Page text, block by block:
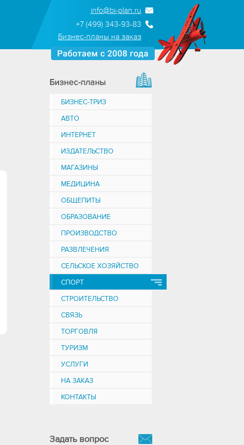
info@bi-plan.ru
+7 (499) 343-93-83
Бизнес-планы на заказ
БИЗНЕС-ТРИЗ
АВТО
ИНТЕРНЕТ
ИЗДАТЕЛЬСТВО
МАГАЗИНЫ
МЕДИЦИНА
ОБЩЕПИТЫ
ОБРАЗОВАНИЕ
ПРОИЗВОДСТВО
РАЗВЛЕЧЕНИЯ
СЕЛЬСКОЕ ХОЗЯЙСТВО
СПОРТ
СТРОИТЕЛЬСТВО
СВЯЗЬ
ТОРГОВЛЯ
ТУРИЗМ
УСЛУГИ
НА ЗАКАЗ
КОНТАКТЫ
Задать вопрос